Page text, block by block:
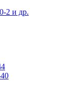
2 и др.